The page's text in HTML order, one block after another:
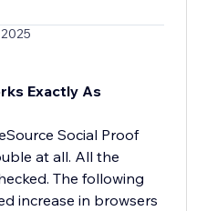
Exactly As
Social Proof
at all. All the
The following
increase in browsers